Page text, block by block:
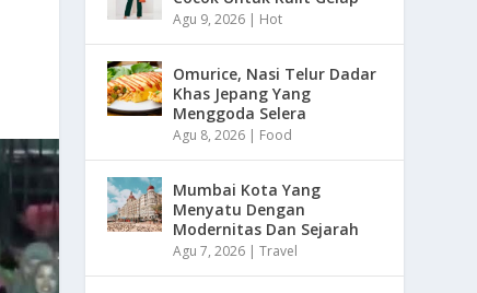
Agu 9, 2026 | Hot
Omurice, Nasi Telur Dadar
Khas Jepang Yang
Menggoda Selera
Agu 8, 2026 | Food
Mumbai Kota Yang
Menyatu Dengan
Modernitas Dan Sejarah
Agu 7, 2026 |Travel